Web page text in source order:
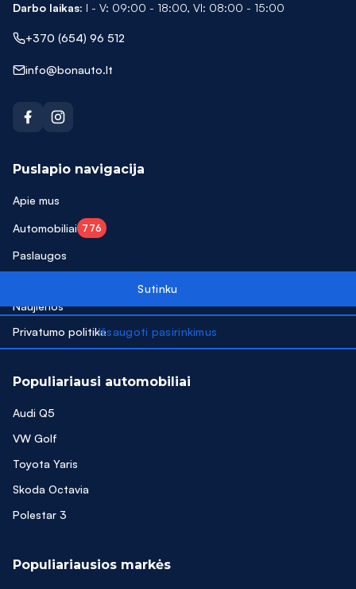
Darbo laikas: I - V: 09:00 - 18:00, VI: 08:00 - 15:00
+370 (654) 96 512
info@bonauto.lt
Puslapio navigacija
Apie mus
Automobiliai 776
Paslaugos
Naujienos
Privatumo politika
Populiariausi automobiliai
Audi Q5
VW Golf
Toyota Yaris
Skoda Octavia
Polestar 3
Populiariausios markės